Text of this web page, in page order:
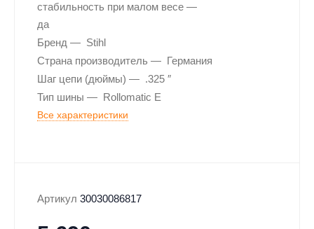
стабильность при малом весе
да
Бренд
Stihl
Страна производитель
Германия
Шаг цепи (дюймы)
.325 ″
Тип шины
Rollomatic E
Все характеристики
Артикул 30030086817